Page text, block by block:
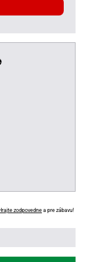
zodpovedne a pre zábavu!